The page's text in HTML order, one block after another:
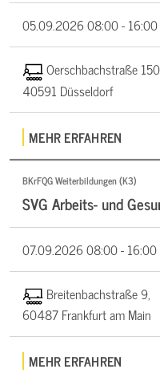
05.09.202608:00 - 16:00
Oerschbachstraße
40591 Düsseldorf
MEHR ERFAHREN
BKrFQG Weiterbildungen (K3)
SVG Arbeits- und
07.09.202608:00 - 16:00
Breitenbachstraße 9,
60487 Frankfurt am Main
MEHR ERFAHREN